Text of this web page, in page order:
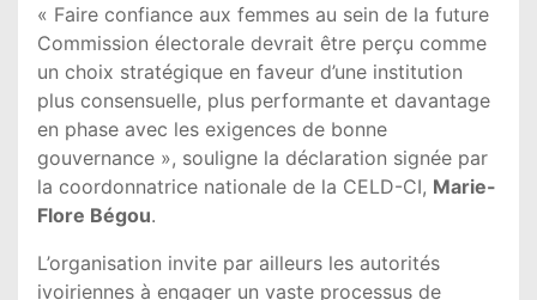
« Faire confiance aux femmes au sein de la future
Commission électorale devrait être perçu comme
un choix stratégique en faveur d’une institution
plus consensuelle, plus performante et davantage
en phase avec les exigences de bonne
gouvernance », souligne la déclaration signée par
la coordonnatrice nationale de la CELD-CI, Marie-
Flore Bégou.
L’organisation invite par ailleurs les autorités
ivoiriennes à engager un vaste processus de